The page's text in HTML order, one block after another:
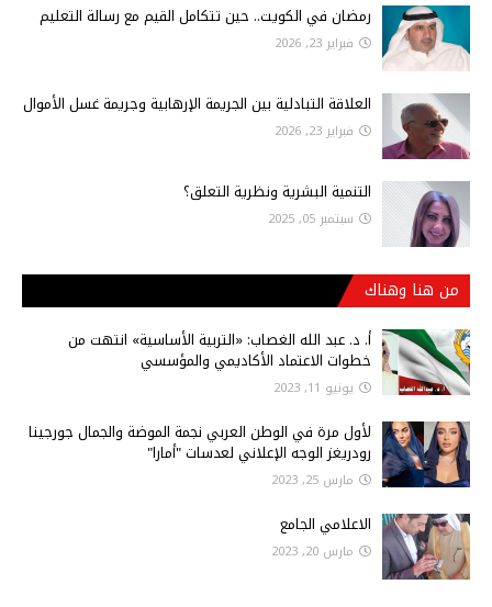
رمضان في الكويت.. حين تتكامل القيم مع رسالة التعليم
فبراير 23, 2026
العلاقة التبادلية بين الجريمة الإرهابية وجريمة غسل الأموال
فبراير 23, 2026
التنمية البشرية ونظرية التعلق؟
سبتمبر 05, 2025
من هنا وهناك
أ‌. د. عبد الله الغصاب: «التربية الأساسية» انتهت من
خطوات الاعتماد الأكاديمي والمؤسسي
يونيو 11, 2023
لأول مرة في الوطن العربي نجمة الموضة والجمال جورجينا
رودريغز الوجه الإعلاني لعدسات "أمارا"
مارس 25, 2023
الاعلامي الجامع
مارس 20, 2023